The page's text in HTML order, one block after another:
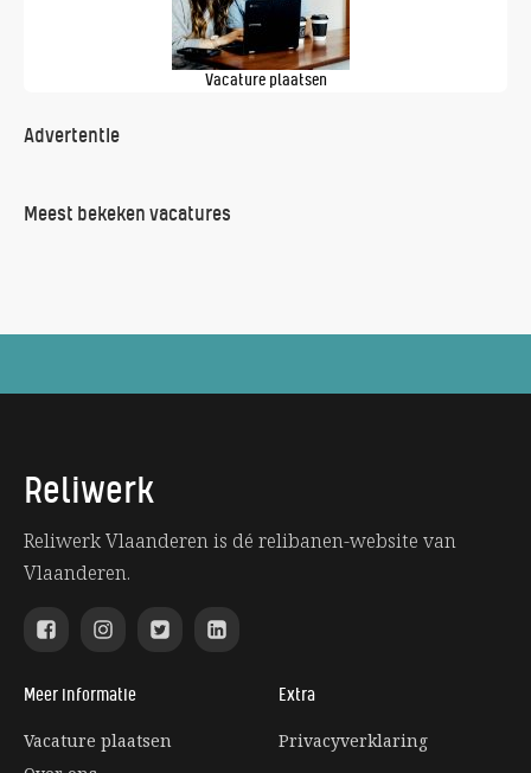
Vacature plaatsen
Advertentie
Meest bekeken vacatures
Reliwerk
Reliwerk Vlaanderen is dé relibanen-website van
Vlaanderen.
Meer informatie
Vacature plaatsen
Extra
Privacyverklaring